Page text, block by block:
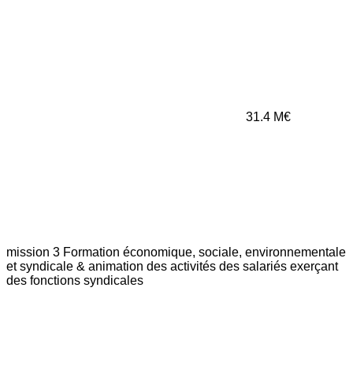
31.4 M€
mission 3 Formation économique, sociale, environnementale
et syndicale & animation des activités des salariés exerçant
des fonctions syndicales